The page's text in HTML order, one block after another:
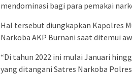
mendominasi bagi para pemakai
Hal tersebut diungkapkan Kapolres
Narkoba AKP Burnani saat ditemui
“Di tahun 2022 ini mulai Januari
yang ditangani Satres Narkoba